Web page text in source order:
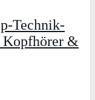
Technik-
Kopfhörer &